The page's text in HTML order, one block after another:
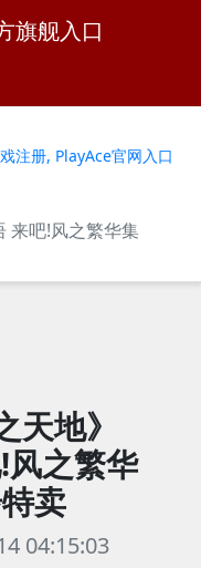
旗舰入口
注册, PlayAce官网入口
来吧!风之繁华集
天地》
风之繁华
卖
04:15:03